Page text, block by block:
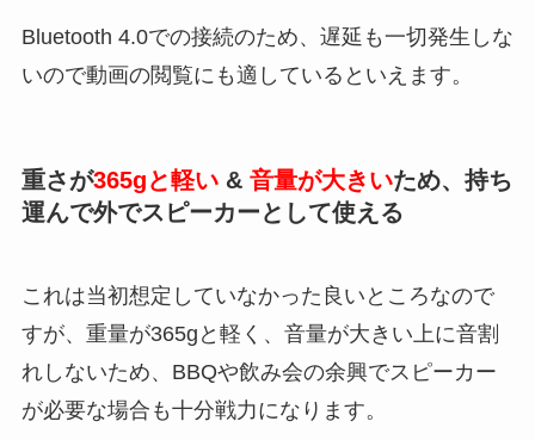
Bluetooth 4.0での接続のため、遅延も一切発生しな
いので動画の閲覧にも適しているといえます。
重さが365gと軽い& 音量が大きいため、持ち
運んで外でスピーカーとして使える
これは当初想定していなかった良いところなので
すが、重量が365gと軽く、音量が大きい上に音割
れしないため、BBQや飲み会の余興でスピーカー
が必要な場合も十分戦力になります。